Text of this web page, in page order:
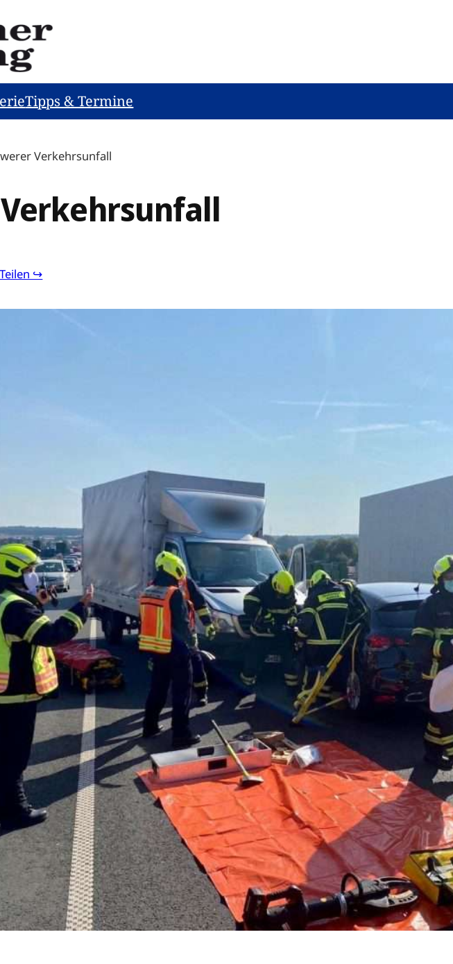
Tipps & Termine
Verkehrsunfall
Teilen ↪